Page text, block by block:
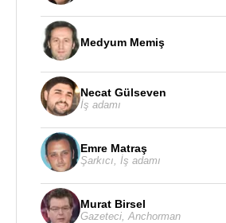
Medyum Memiş
Necat Gülseven
İş adamı
Emre Matraş
Şarkıcı İş adamı
Murat Birsel
Gazeteci Anchorman